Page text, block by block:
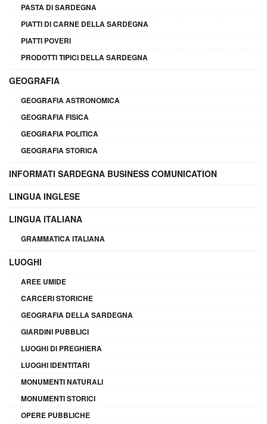
PASTA DI SARDEGNA
PIATTI DI CARNE DELLA SARDEGNA
PIATTI POVERI
PRODOTTI TIPICI DELLA SARDEGNA
GEOGRAFIA
GEOGRAFIA ASTRONOMICA
GEOGRAFIA FISICA
GEOGRAFIA POLITICA
GEOGRAFIA STORICA
INFORMATI SARDEGNA BUSINESS COMUNICATION
LINGUA INGLESE
LINGUA ITALIANA
GRAMMATICA ITALIANA
LUOGHI
AREE UMIDE
CARCERI STORICHE
GEOGRAFIA DELLA SARDEGNA
GIARDINI PUBBLICI
LUOGHI DI PREGHIERA
LUOGHI IDENTITARI
MONUMENTI NATURALI
MONUMENTI STORICI
OPERE PUBBLICHE